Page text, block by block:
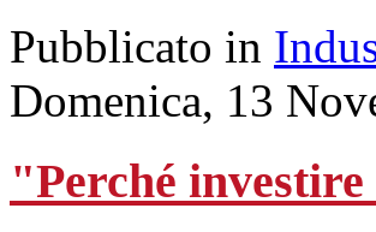
Pubblicato in
Domenica, 13
"Perché